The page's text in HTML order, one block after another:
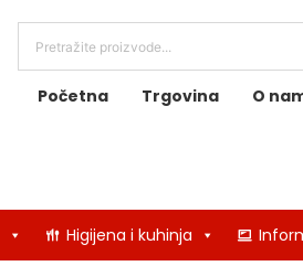
Početna Trgovina O
Higijena i kuhinja